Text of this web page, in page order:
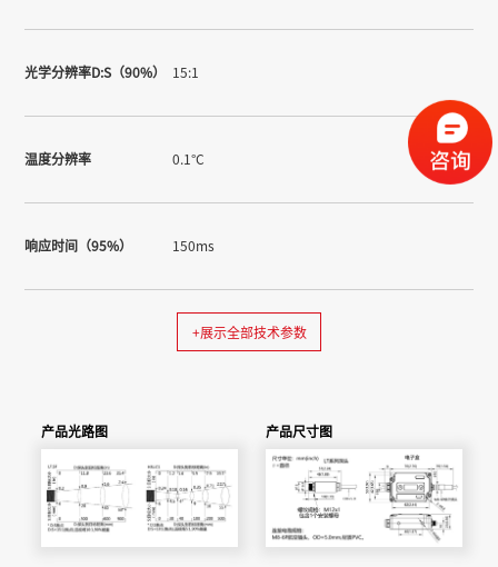
光学分辨率D:S（90%） 15:1
温度分辨率 0.1°C
响应时间（95%） 150ms
+展示全部技术参数
产品光路图 产品尺寸图